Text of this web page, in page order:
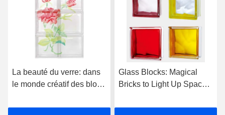
La beauté du verre: dans
le monde créatif des blocs
cristal
Glass Blocks: Magical
Bricks to Light Up Spaces